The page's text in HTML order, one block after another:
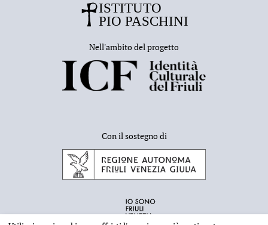
Nell'ambito del progetto
Con il sostegno di